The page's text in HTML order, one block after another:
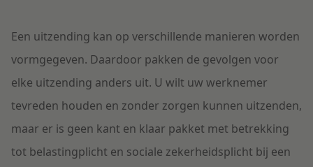
Een uitzending kan op verschillende manieren worden
vormgegeven. Daardoor pakken de gevolgen voor
elke uitzending anders uit. U wilt uw werknemer
tevreden houden en zonder zorgen kunnen uitzenden,
maar er is geen kant en klaar pakket met betrekking
tot belastingplicht en sociale zekerheidsplicht bij een